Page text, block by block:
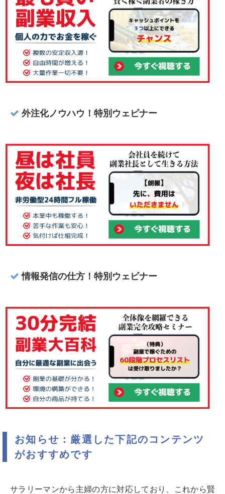
外注化ノウハウ！特別ウェビナー
情報発信の仕方！特別ウェビナー
お知らせ：厳選した下記のコンテンツ
がおすすめです
サラリーマンから主婦の方に対応しており、これから賢